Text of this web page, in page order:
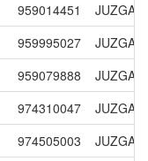
959014451
959995027
959079888
974310047
974505003